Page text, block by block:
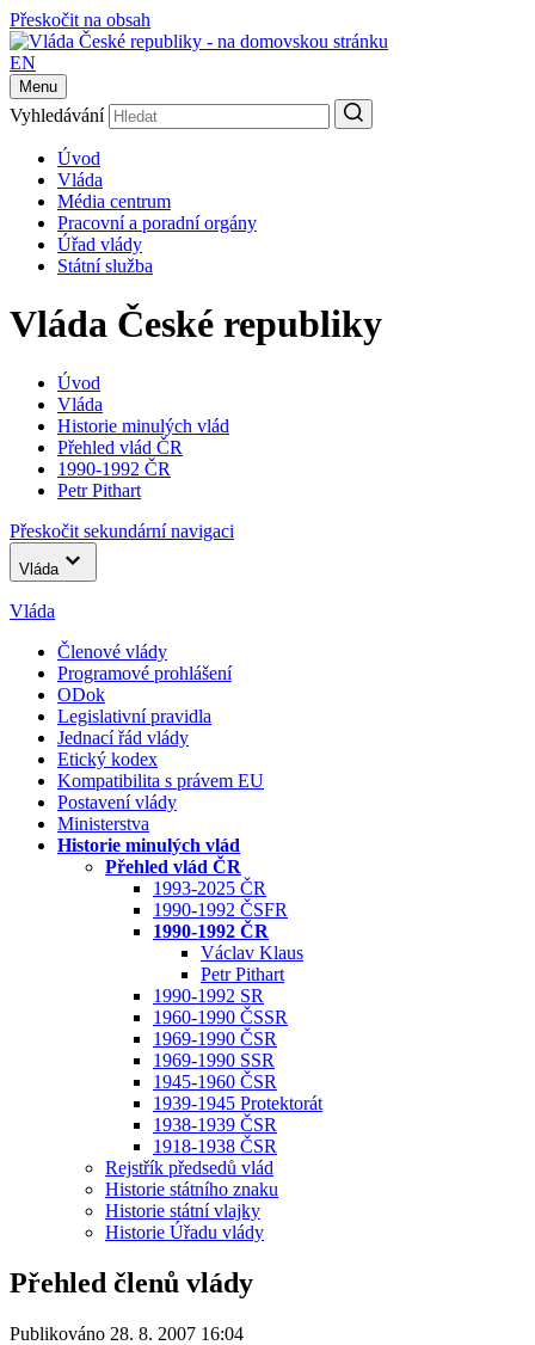
Přeskočit na obsah
EN
Menu
Vyhledávání
Úvod
Vláda
Média centrum
Pracovní a poradní orgány
Úřad vlády
Státní služba
Vláda České republiky
Úvod
Vláda
Historie minulých vlád
Přehled vlád ČR
1990-1992 ČR
Petr Pithart
Přeskočit sekundární navigaci
Vláda
Vláda
Členové vlády
Programové prohlášení
ODok
Legislativní pravidla
Jednací řád vlády
Etický kodex
Kompatibilita s právem EU
Postavení vlády
Ministerstva
Historie minulých vlád
Přehled vlád ČR
1993-2025 ČR
1990-1992 ČSFR
1990-1992 ČR
Václav Klaus
Petr Pithart
1990-1992 SR
1960-1990 ČSSR
1969-1990 ČSR
1969-1990 SSR
1945-1960 ČSR
1939-1945 Protektorát
1938-1939 ČSR
1918-1938 ČSR
Rejstřík předsedů vlád
Historie státního znaku
Historie státní vlajky
Historie Úřadu vlády
Přehled členů vlády
Publikováno 28. 8. 2007 16:04